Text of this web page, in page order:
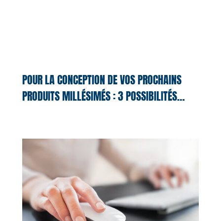
POUR LA CONCEPTION DE VOS PROCHAINS
PRODUITS MILLÉSIMÉS : 3 POSSIBILITÉS…